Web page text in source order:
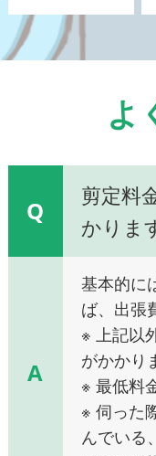
よ
Q
剪定料
かりま
A
基本的に
ば、出張
※ 上記以
がかかり
※ 最低料
※ 伺った
んでいる